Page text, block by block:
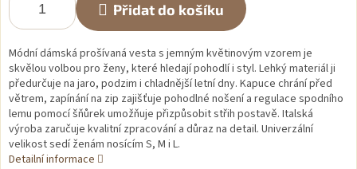
Přidat do košíku
Módní dámská prošívaná vesta s jemným květinovým vzorem je
skvělou volbou pro ženy, které hledají pohodlí i styl. Lehký materiál ji
předurčuje na jaro, podzim i chladnější letní dny. Kapuce chrání před
větrem, zapínání na zip zajišťuje pohodlné nošení a regulace spodního
lemu pomocí šňůrek umožňuje přizpůsobit střih postavě. Italská
výroba zaručuje kvalitní zpracování a důraz na detail. Univerzální
velikost sedí ženám nosícím S, M i L.
Detailní informace